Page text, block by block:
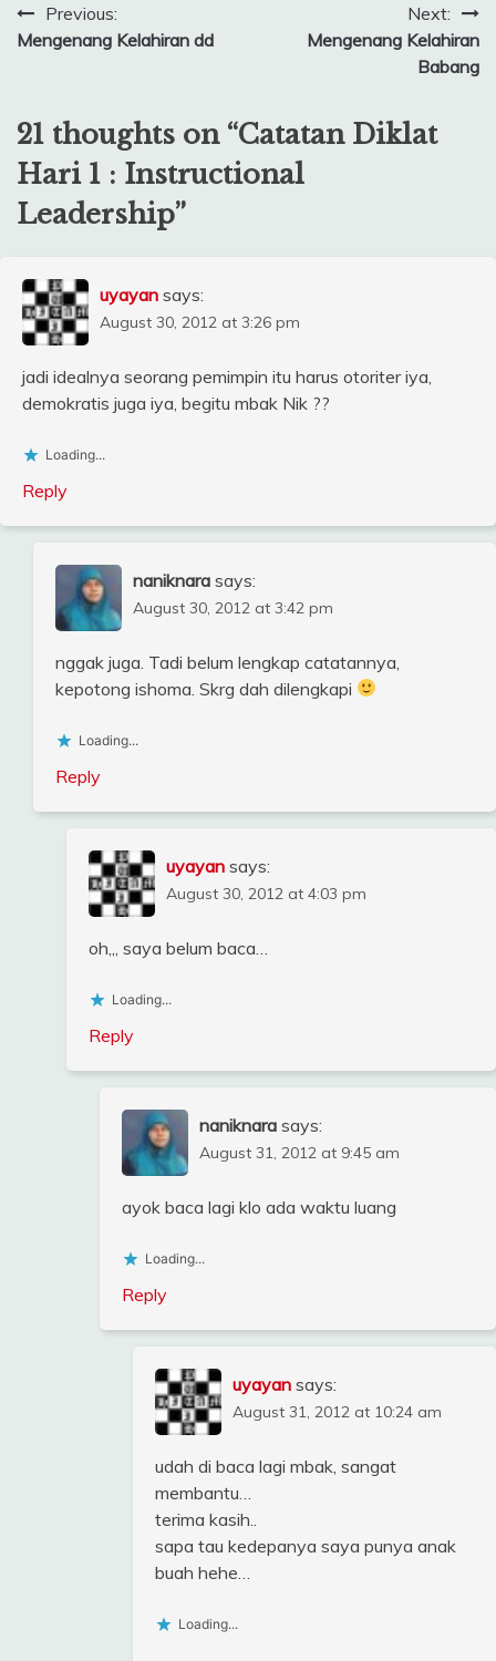
Post
navigation
Previous:
Mengenang Kelahiran dd
Next:
Mengenang Kelahiran
Babang
21 thoughts on “Catatan Diklat
Hari 1 : Instructional
Leadership”
uyayan says:
August 30, 2012 at 3:26 pm
jadi idealnya seorang pemimpin itu harus otoriter iya,
demokratis juga iya, begitu mbak Nik ??
Loading...
Reply
naniknara says:
August 30, 2012 at 3:42 pm
nggak juga. Tadi belum lengkap catatannya,
kepotong ishoma. Skrg dah dilengkapi
Loading...
Reply
uyayan says:
August 30, 2012 at 4:03 pm
oh,,, saya belum baca…
Loading...
Reply
naniknara says:
August 31, 2012 at 9:45 am
ayok baca lagi klo ada waktu luang
Loading...
Reply
uyayan says:
August 31, 2012 at 10:24 am
udah di baca lagi mbak, sangat
membantu…
terima kasih..
sapa tau kedepanya saya punya anak
buah hehe…
Loading...